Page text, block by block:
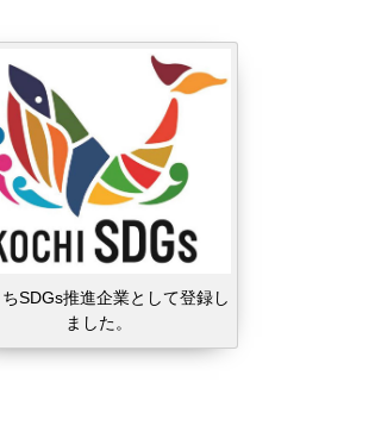
ブログ
ラジオ体操優良団体等表彰
ちSDGs推進企業として登録し
ました。